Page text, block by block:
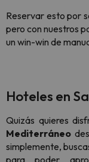
Reservar esto por
pero con nuestros
un win-win de
Hoteles en
Quizás quieres
Mediterráneo
simplemente,
para poder